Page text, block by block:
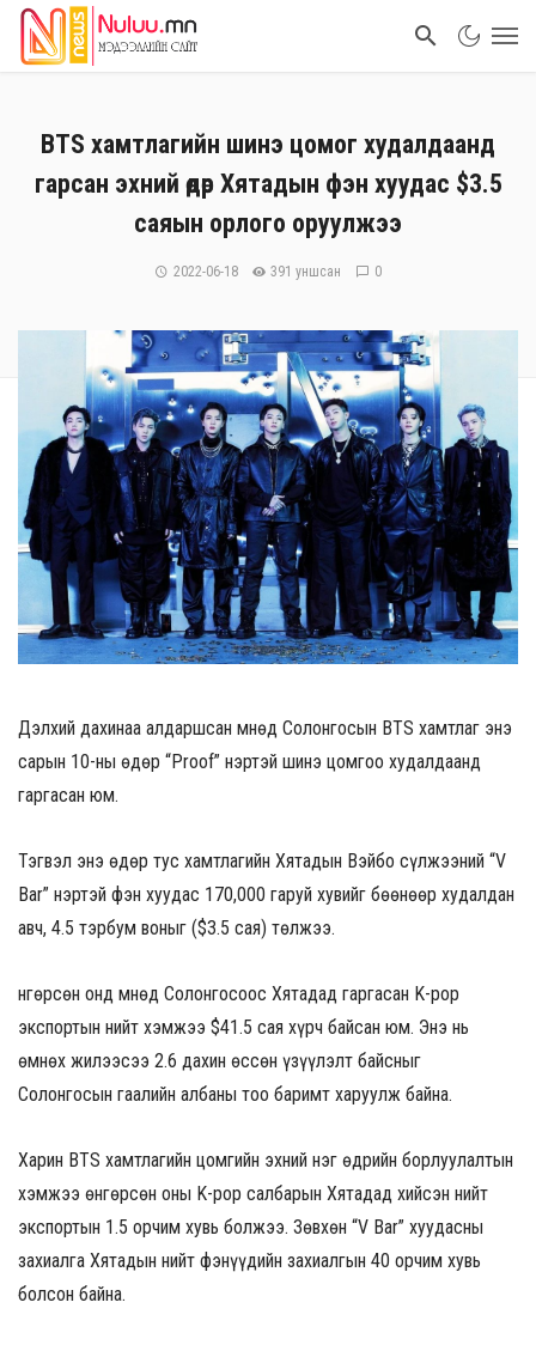
BTS хамтлагийн шинэ цомог худалдаанд
гарсан эхний өдөр Хятадын фэн хуудас $3.5
саяын орлого оруулжээ
2022-06-18 391 уншсан 0
Дэлхий дахинаа алдаршсан Өмнөд Солонгосын BTS хамтлаг энэ
сарын 10-ны өдөр “Proof” нэртэй шинэ цомгоо худалдаанд
гаргасан юм.
Тэгвэл энэ өдөр тус хамтлагийн Хятадын Вэйбо сүлжээний “V
Bar” нэртэй фэн хуудас 170,000 гаруй хувийг бөөнөөр худалдан
авч, 4.5 тэрбум воныг ($3.5 сая) төлжээ.
Өнгөрсөн онд Өмнөд Солонгосоос Хятадад гаргасан K-pop
экспортын нийт хэмжээ $41.5 сая хүрч байсан юм. Энэ нь
өмнөх жилээсээ 2.6 дахин өссөн үзүүлэлт байсныг
Солонгосын гаалийн албаны тоо баримт харуулж байна.
Харин BTS хамтлагийн цомгийн эхний нэг өдрийн борлуулалтын
хэмжээ өнгөрсөн оны K-pop салбарын Хятадад хийсэн нийт
экспортын 1.5 орчим хувь болжээ. Зөвхөн “V Bar” хуудасны
захиалга Хятадын нийт фэнүүдийн захиалгын 40 орчим хувь
болсон байна.